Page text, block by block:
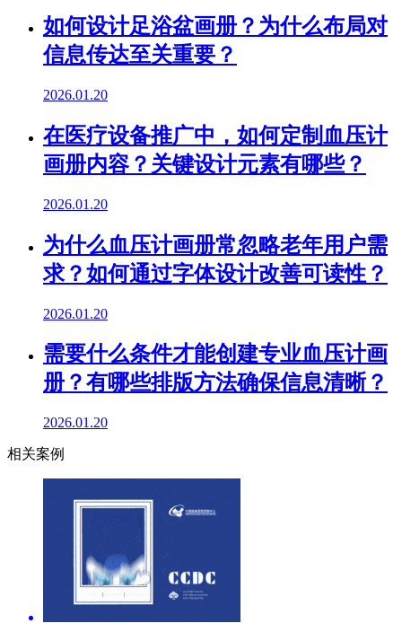
如何设计足浴盆画册？为什么布局对
信息传达至关重要？
2026.01.20
在医疗设备推广中，如何定制血压计
画册内容？关键设计元素有哪些？
2026.01.20
为什么血压计画册常忽略老年用户需
求？如何通过字体设计改善可读性？
2026.01.20
需要什么条件才能创建专业血压计画
册？有哪些排版方法确保信息清晰？
2026.01.20
相关案例